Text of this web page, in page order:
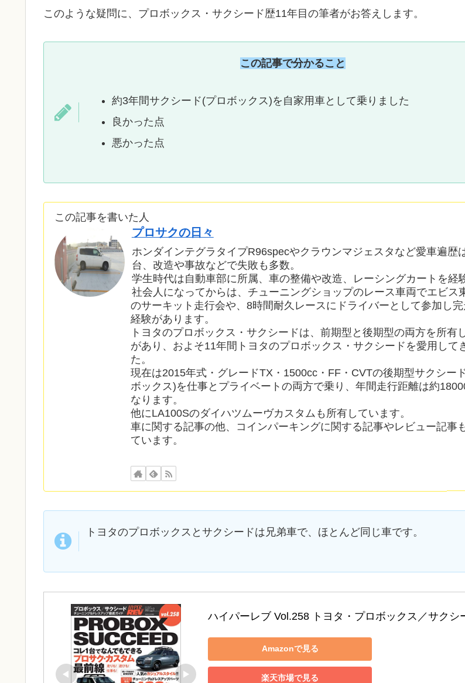
このような疑問に、プロボックス・サクシード歴11年目の筆者がお答えします。
この記事で分かること
約3年間サクシード(プロボックス)を自家用車として乗りました
良かった点
悪かった点
この記事を書いた人
プロサクの日々
ホンダインテグラタイプR96specやクラウンマジェスタなど愛車遍歴
台、改造や事故などで失敗も多数。
学生時代は自動車部に所属、車の整備や改造、レーシングカートを経
社会人になってからは、チューニングショップのレース車両でエビス
のサーキット走行会や、8時間耐久レースにドライバーとして参加し完
経験があります。
トヨタのプロボックス・サクシードは、前期型と後期型の両方を所有
があり、およそ11年間トヨタのプロボックス・サクシードを愛用して
た。
現在は2015年式・グレードTX・1500cc・FF・CVTの後期型サクシー
ボックス)を仕事とプライベートの両方で乗り、年間走行距離は約
なります。
他にLA100Sのダイハツムーヴカスタムも所有しています。
車に関する記事の他、コインパーキングに関する記事やレビュー記事
ています。
トヨタのプロボックスとサクシードは兄弟車で、ほとんど同じ車です。
ハイパーレブ Vol.258 トヨタ・プロボックス／サクシ
Amazonで見る
楽天市場で見る